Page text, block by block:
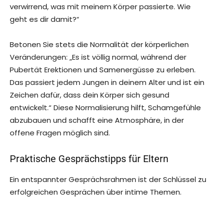
verwirrend, was mit meinem Körper passierte. Wie
geht es dir damit?“
Betonen Sie stets die Normalität der körperlichen
Veränderungen: „Es ist völlig normal, während der
Pubertät Erektionen und Samenergüsse zu erleben.
Das passiert jedem Jungen in deinem Alter und ist ein
Zeichen dafür, dass dein Körper sich gesund
entwickelt.“ Diese Normalisierung hilft, Schamgefühle
abzubauen und schafft eine Atmosphäre, in der
offene Fragen möglich sind.
Praktische Gesprächstipps für Eltern
Ein entspannter Gesprächsrahmen ist der Schlüssel zu
erfolgreichen Gesprächen über intime Themen.